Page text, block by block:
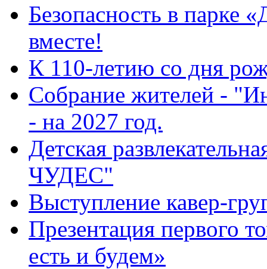
Безопасность в парке
вместе!
К 110-летию со дня
Собрание жителей -
- на 2027 год.
Детская
ЧУДЕС"
Выступление кавер-
Презентация первого
есть и будем»